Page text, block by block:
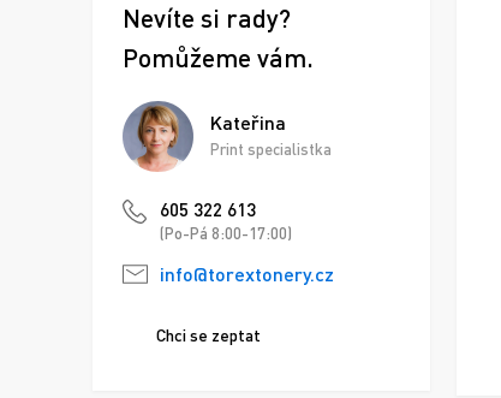
Nevíte si rady?
Pomůžeme vám.
Kateřina
Print specialistka
605 322 613
(Po-Pá 8:00-17:00)
info@torextonery.cz
Chci se zeptat